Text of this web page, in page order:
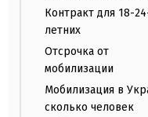
Контракт для 18-
летних
Отсрочка от
мобилизации
Мобилизация в
сколько человек